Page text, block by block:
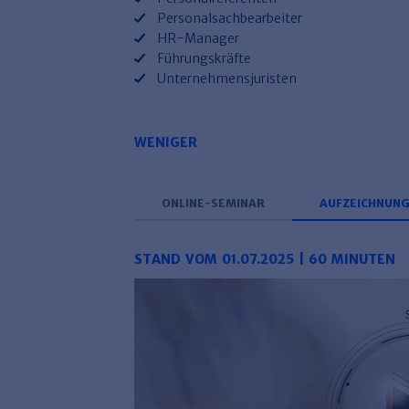
Personalsachbearbeiter
HR-Manager
Führungskräfte
Unternehmensjuristen
WENIGER
ONLINE-SEMINAR AUFZEICHNUNG
STAND VOM 01.07.2025 | 60 MINUTEN